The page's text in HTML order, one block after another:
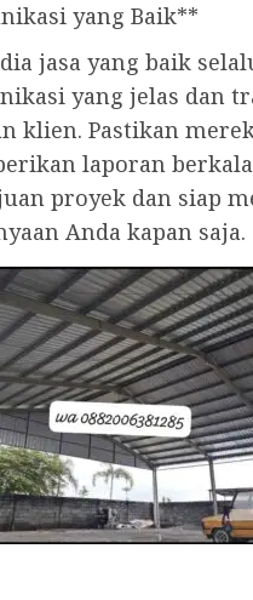
yang Baik**
jasa yang baik
yang jelas dan
klien. Pastikan
laporan
proyek dan siap
Anda kapan saja.